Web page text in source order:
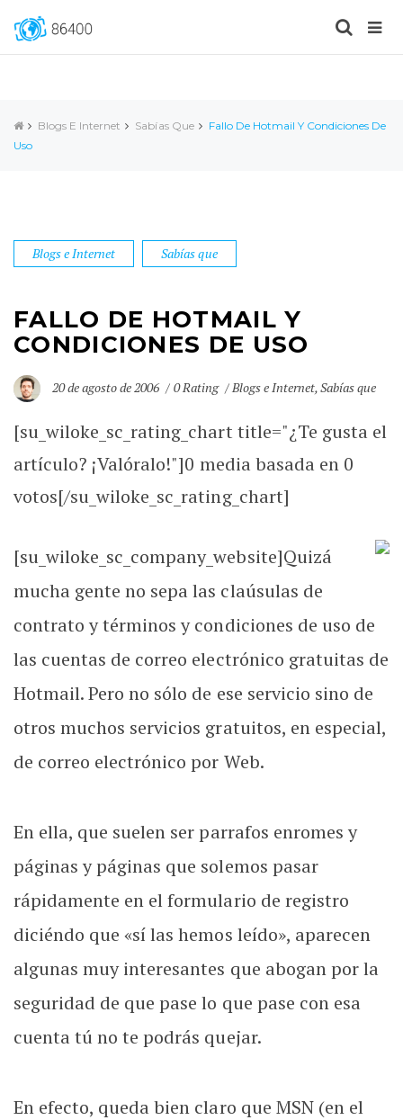
Blogs E Internet Sabías Que
Fallo De Hotmail Y Condiciones De
Uso
Blogs e Internet Sabías que
FALLO DE HOTMAIL Y
CONDICIONES DE USO
20 de agosto de 2006 0 Rating Blogs e Internet,Sabías que
[su_wiloke_sc_rating_chart title="¿Te gusta el
artículo? ¡Valóralo!"]0 media basada en 0
votos[/su_wiloke_sc_rating_chart]
[su_wiloke_sc_company_website]Quizá
mucha gente no sepa las claúsulas de
contrato y términos y condiciones de uso de
las cuentas de correo electrónico gratuitas de
Hotmail. Pero no sólo de ese servicio sino de
otros muchos servicios gratuitos, en especial,
de correo electrónico por Web.
En ella, que suelen ser parrafos enromes y
páginas y páginas que solemos pasar
rápidamente en el formulario de registro
diciéndo que «sí las hemos leído», aparecen
algunas muy interesantes que abogan por la
seguridad de que pase lo que pase con esa
cuenta tú no te podrás quejar.
En efecto, queda bien claro que MSN (en el